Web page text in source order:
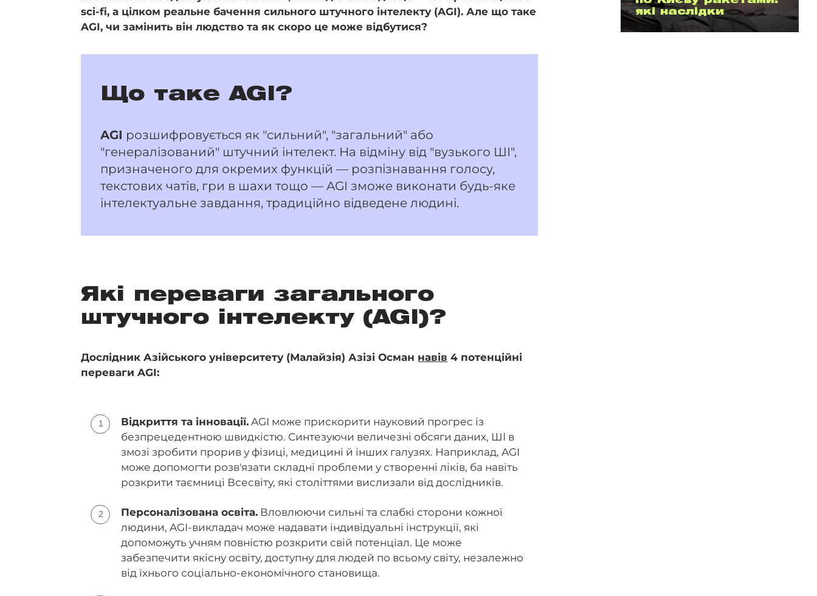
sci-fi, а цілком реальне бачення сильного штучного інтелекту (AGI). Але що таке
AGI, чи замінить він людство та як скоро це може відбутися?
Що таке AGI?
AGI розшифровується як "сильний", "загальний" або
"генералізований" штучний інтелект. На відміну від "вузького ШІ",
призначеного для окремих функцій — розпізнавання голосу,
текстових чатів, гри в шахи тощо — AGI зможе виконати будь-яке
інтелектуальне завдання, традиційно відведене людині.
Які переваги загального
штучного інтелекту (AGI)?
Дослідник Азійського університету (Малайзія) Азізі Осман навів 4 потенційні
переваги AGI:
Відкриття та інновації. AGI може прискорити науковий прогрес із
безпрецедентною швидкістю. Синтезуючи величезні обсяги даних, ШІ в
змозі зробити прорив у фізиці, медицині й інших галузях. Наприклад, AGI
може допомогти розв'язати складні проблеми у створенні ліків, ба навіть
розкрити таємниці Всесвіту, які століттями вислизали від дослідників.
Персоналізована освіта. Вловлюючи сильні та слабкі сторони кожної
людини, AGI-викладач може надавати індивідуальні інструкції, які
допоможуть учням повністю розкрити свій потенціал. Це може
забезпечити якісну освіту, доступну для людей по всьому світу, незалежно
від їхнього соціально-економічного становища.
які наслідки